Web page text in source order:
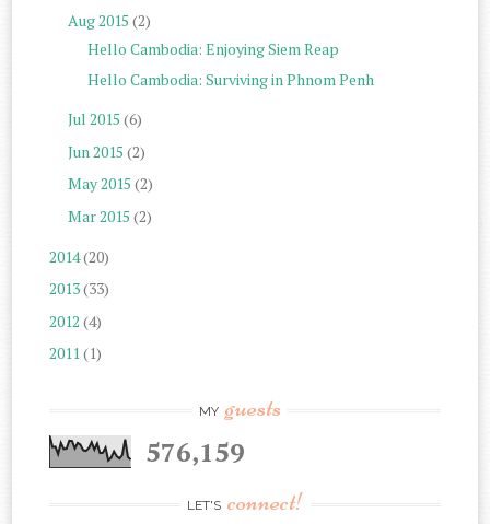
Aug 2015 (2)
Hello Cambodia: Enjoying Siem Reap
Hello Cambodia: Surviving in Phnom Penh
Jul 2015 (6)
Jun 2015 (2)
May 2015 (2)
Mar 2015 (2)
2014(20)
2013(33)
2012(4)
2011(1)
MY guests
576,159
LET'S connect!